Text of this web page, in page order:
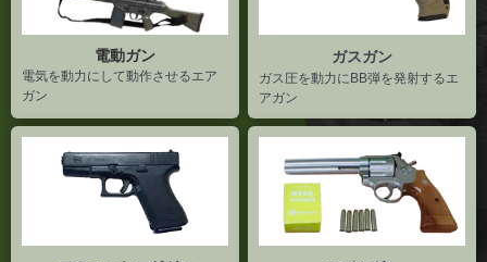
電動ガン
電気を動力にして動作させるエア
ガン
ガスガン
ガス圧を動力にBB弾を発射するエ
アガン
エアコッキングガン モデルガン